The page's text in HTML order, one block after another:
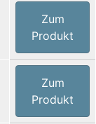
Zum
Produkt
Zum
Produkt